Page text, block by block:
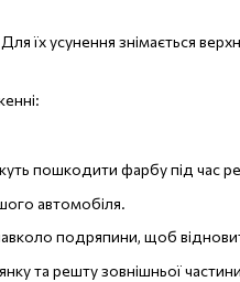
їх усунення знімається
пошкодити фарбу під час
автомобіля.
подряпини, щоб
та решту зовнішньої